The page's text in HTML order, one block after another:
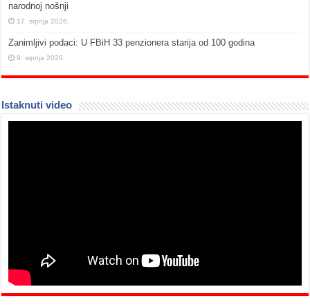
narodnoj nošnji
17. srpnja 2026.
Zanimljivi podaci: U FBiH 33 penzionera starija od 100 godina
9. srpnja 2026.
Istaknuti video